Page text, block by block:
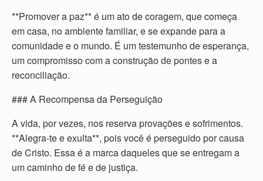
**Promover a paz** é um ato de coragem, que começa
em casa, no ambiente familiar, e se expande para a
comunidade e o mundo. É um testemunho de esperança,
um compromisso com a construção de pontes e a
reconciliação.
### A Recompensa da Perseguição
A vida, por vezes, nos reserva provações e sofrimentos.
**Alegra-te e exulta**, pois você é perseguido por causa
de Cristo. Essa é a marca daqueles que se entregam a
um caminho de fé e de justiça.